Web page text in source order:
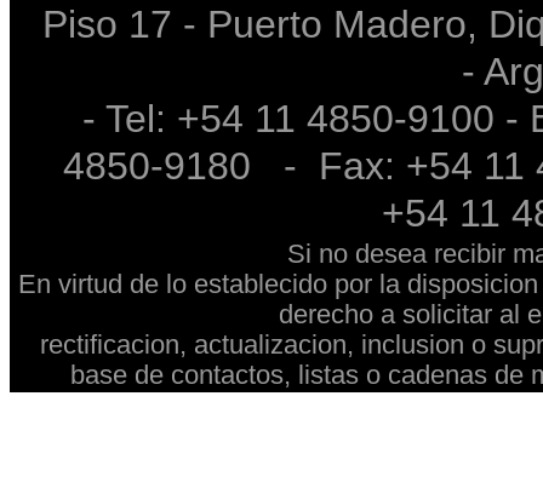
Piso 17 - Puerto Madero,
-
- Tel: +54 11 4850-9100 -
4850-9180 - Fax: +54 11
+54 11
Si no desea recibir
En virtud de lo establecido por la
derecho a solicitar al
rectificacion, actualizacion, inclusion o
base de contactos, listas o cadenas de